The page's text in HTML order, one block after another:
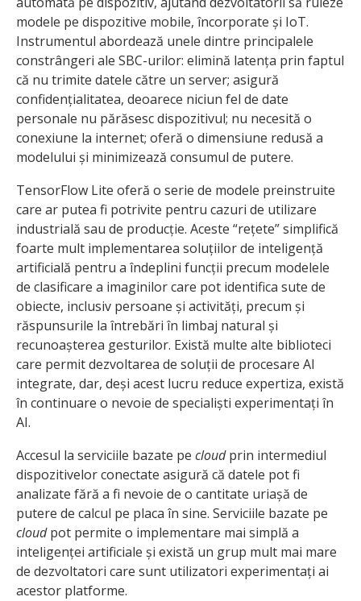
modele pe dispozitive mobile, încorporate și IoT.
Instrumentul abordează unele dintre principalele
constrângeri ale SBC-urilor: elimină latența prin faptul
că nu trimite datele către un server; asigură
confidențialitatea, deoarece niciun fel de date
personale nu părăsesc dispozitivul; nu necesită o
conexiune la internet; oferă o dimensiune redusă a
modelului și minimizează consumul de putere.
TensorFlow Lite oferă o serie de modele preinstruite
care ar putea fi potrivite pentru cazuri de utilizare
industrială sau de producție. Aceste “rețete” simplifică
foarte mult implementarea soluțiilor de inteligență
artificială pentru a îndeplini funcții precum modelele
de clasificare a imaginilor care pot identifica sute de
obiecte, inclusiv persoane și activități, precum și
răspunsurile la întrebări în limbaj natural și
recunoașterea gesturilor. Există multe alte biblioteci
care permit dezvoltarea de soluții de procesare AI
integrate, dar, deși acest lucru reduce expertiza, există
în continuare o nevoie de specialiști experimentați în
AI.
Accesul la serviciile bazate pe cloudprin intermediul
dispozitivelor conectate asigură că datele pot fi
analizate fără a fi nevoie de o cantitate uriașă de
putere de calcul pe placa în sine. Serviciile bazate pe
cloudpot permite o implementare mai simplă a
inteligenței artificiale și există un grup mult mai mare
de dezvoltatori care sunt utilizatori experimentați ai
acestor platforme.